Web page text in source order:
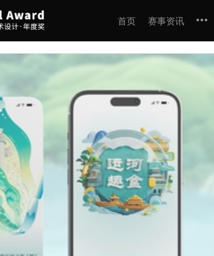
首页 赛事资讯